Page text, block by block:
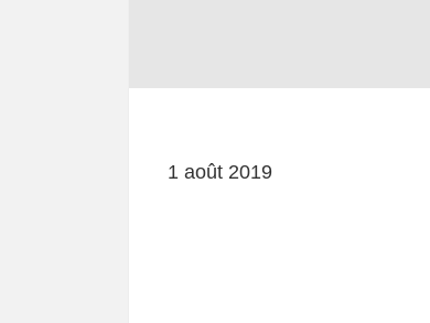
1 août 2019